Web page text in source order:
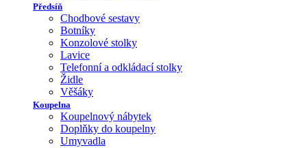
Předsíň
Chodbové sestavy
Botníky
Konzolové stolky
Lavice
Telefonní a odkládací stolky
Židle
Věšáky
Koupelna
Koupelnový nábytek
Doplňky do koupelny
Umyvadla